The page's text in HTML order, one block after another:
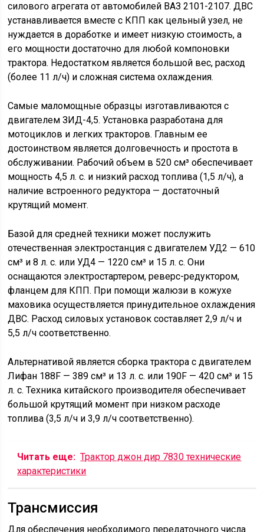
силового агрегата от автомобилей ВАЗ 2101-2107. ДВС
устанавливается вместе с КПП как цельный узел, не
нуждается в доработке и имеет низкую стоимость, а
его мощности достаточно для любой компоновки
трактора. Недостатком является большой вес, расход
(более 11 л/ч) и сложная система охлаждения.
Самые маломощные образцы изготавливаются с
двигателем ЗИД-4,5. Установка разработана для
мотоциклов и легких тракторов. Главным ее
достоинством является долговечность и простота в
обслуживании. Рабочий объем в 520 см³ обеспечивает
мощность 4,5 л. с. и низкий расход топлива (1,5 л/ч), а
наличие встроенного редуктора — достаточный
крутящий момент.
Базой для средней техники может послужить
отечественная электростанция с двигателем УД2 — 610
см³ и 8 л. с. или УД4 — 1220 см³ и 15 л. с. Они
оснащаются электростартером, реверс-редуктором,
фланцем для КПП. При помощи жалюзи в кожухе
маховика осуществляется принудительное охлаждения
ДВС. Расход силовых установок составляет 2,9 л/ч и
5,5 л/ч соответственно.
Альтернативой является сборка трактора с двигателем
Лифан 188F — 389 см³ и 13 л. с. или 190F — 420 см³ и 15
л. с. Техника китайского производителя обеспечивает
большой крутящий момент при низком расходе
топлива (3,5 л/ч и 3,9 л/ч соответственно).
Читать еще: Трактор джон дир 7830 технические
характеристики
Трансмиссия
Для обеспечения необходимого передаточного числа